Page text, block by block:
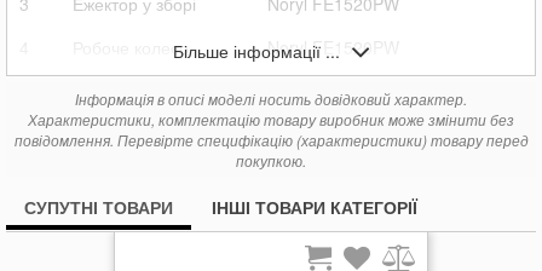
Робоче колесо
Noryl FE1520PW
Вал двигуна
нержавіюча сталь AISI 304
6
Механічне ущільнення Ущільнення
AR-14
6203 ZZ / 6203 ZZ
Більше інформації ...
Інформація в описі моделі носить довідковий характер.
Характеристики, комплектацію товару виробник може змінити без
повідомлення. Перевірте специфікацію (характеристики) товару перед
покупкою.
СУПУТНІ ТОВАРИ ІНШІ ТОВАРИ КАТЕГОРІЇ